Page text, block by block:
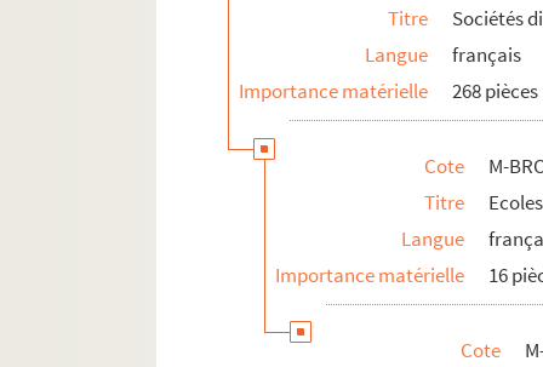
Titre
Sociétés
Langue
français
Importance matérielle
268 pièces
Cote
M-
Titre
Langue
Importance matérielle
16
Cote